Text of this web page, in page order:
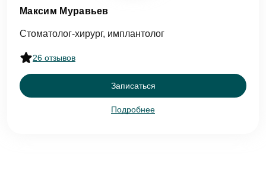
Максим Муравьев
Стоматолог-хирург, имплантолог
26 отзывов
Записаться
Подробнее